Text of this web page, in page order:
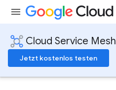
Cloud Service Mesh
Jetzt kostenlos testen